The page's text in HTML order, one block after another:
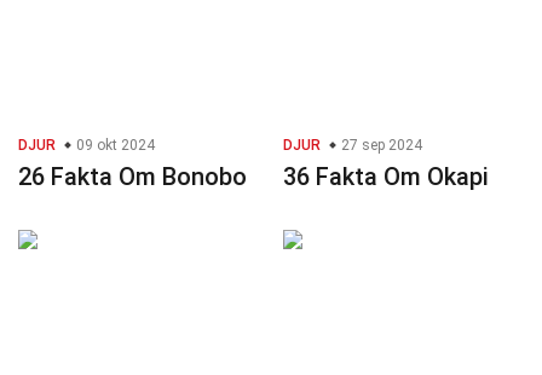
DJUR 09 okt 2024
26 Fakta Om Bonobo
DJUR 27 sep 2024
36 Fakta Om Okapi